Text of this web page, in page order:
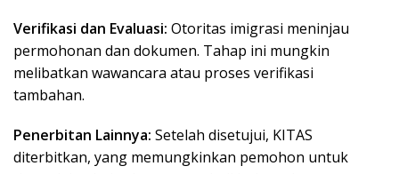
Verifikasi dan Evaluasi: Otoritas imigrasi meninjau
permohonan dan dokumen. Tahap ini mungkin
melibatkan wawancara atau proses verifikasi
tambahan.
Penerbitan Lainnya: Setelah disetujui, KITAS
diterbitkan, yang memungkinkan pemohon untuk